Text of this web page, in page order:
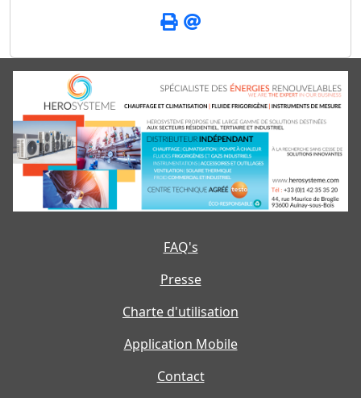
FAQ's
Presse
Charte d'utilisation
Application Mobile
Contact